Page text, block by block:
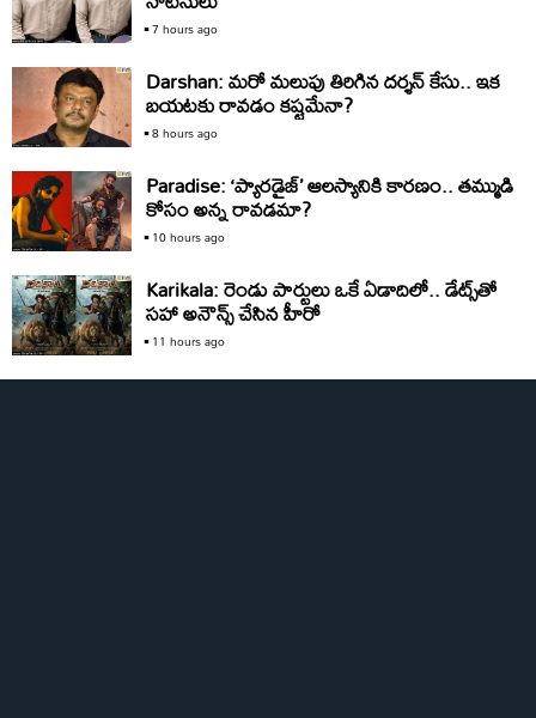
7 hours ago
Darshan: మరో మలుపు తిరిగిన దర్శన్‌ కేసు.. ఇక
బయటకు రావడం కష్టమేనా?
8 hours ago
Paradise: ‘ప్యారడైజ్‌’ ఆలస్యానికి కారణం.. తమ్ముడి
కోసం అన్న రావడమా?
10 hours ago
Karikala: రెండు పార్టులు ఒకే ఏడాదిలో.. డేట్స్‌తో
సహా అనౌన్స్‌ చేసిన హీరో
11 hours ago